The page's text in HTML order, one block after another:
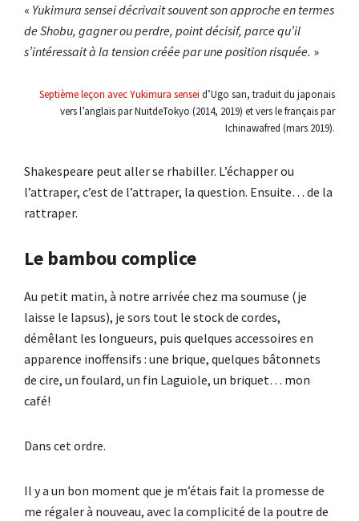
« Yukimura sensei décrivait souvent son approche en termes
de Shobu, gagner ou perdre, point décisif, parce qu’il
s’intéressait à la tension créée par une position risquée. »
Septième leçon avec Yukimura sensei d’Ugo san, traduit du japonais
vers l’anglais par NuitdeTokyo (2014, 2019) et vers le français par
Ichinawafred (mars 2019).
Shakespeare peut aller se rhabiller. L’échapper ou
l’attraper, c’est de l’attraper, la question. Ensuite… de la
rattraper.
Le bambou complice
Au petit matin, à notre arrivée chez ma soumuse (je
laisse le lapsus), je sors tout le stock de cordes,
démêlant les longueurs, puis quelques accessoires en
apparence inoffensifs : une brique, quelques bâtonnets
de cire, un foulard, un fin Laguiole, un briquet… mon
café!
Dans cet ordre.
Il y a un bon moment que je m’étais fait la promesse de
me régaler à nouveau, avec la complicité de la poutre de